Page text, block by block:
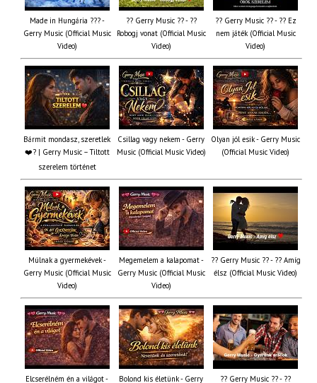
Made in Hungária ??? -
Gerry Music (Official Music
Video)
?? Gerry Music ?? - ??
Robogj vonat (Official Music
Video)
?? Gerry Music ?? - ?? Ez
nem játék (Official Music
Video)
Bármit mondasz, szeretlek
❤️‍? | Gerry Music – Tiltott
szerelem történet
Csillag vagy nekem - Gerry
Music (Official Music Video)
Olyan jól esik - Gerry Music
(Official Music Video)
Múlnak a gyermekévek -
Gerry Music (Official Music
Video)
Megemelem a kalapomat -
Gerry Music (Official Music
Video)
?? Gerry Music ?? - ?? Amíg
élsz (Official Music Video)
Elcserélném én a világot -
Bolond kis életünk - Gerry
?? Gerry Music ?? - ??